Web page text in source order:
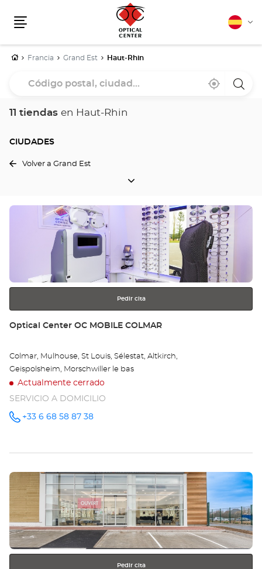
Español
InicioFrancia Grand Est Haut-Rhin
Cerca
,
una
11 tiendas en Haut-Rhin
CIUDADES
CIUDADES
Volver a Grand Est
Pulse
información
Pedir cita
Tienda:
Optical Center OC MOBILE COLMAR
Colmar, Mulhouse, St Louis, Sélestat, Altkirch,
Geispolsheim, Morschwiller le bas
Actualmente cerrado
SERVICIO A DOMICILIO
número
+33 6 68 58 87 38
Pulse
ENTER
para
obtener
más
información
Pedir cita